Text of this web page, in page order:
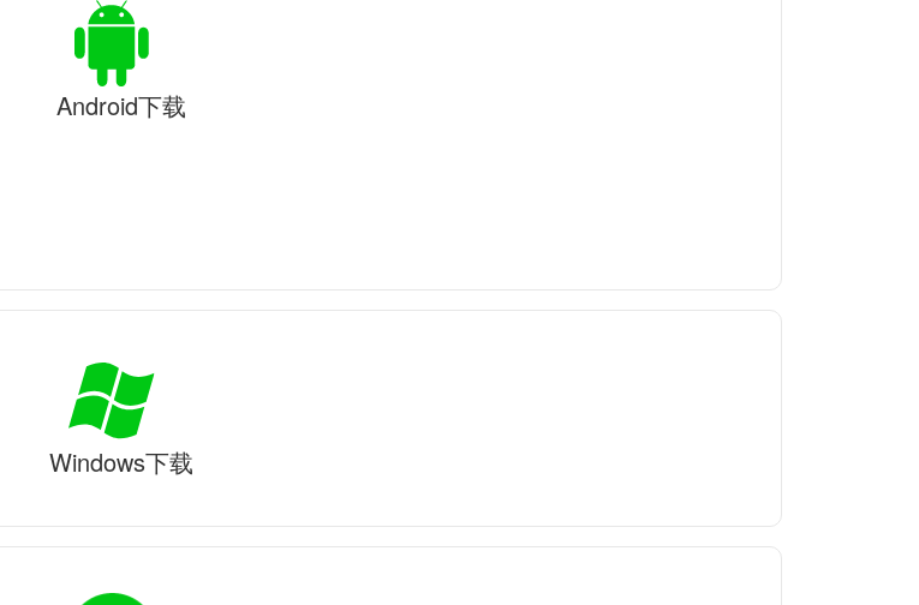
Android下载
Windows下载